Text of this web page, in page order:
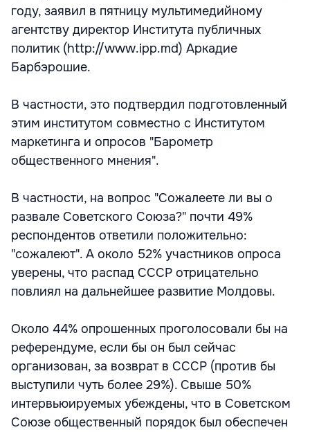
году, заявил в пятницу мультимедийному
агентству директор Института публичных
политик (http://www.ipp.md) Аркадие
Барбэрошие.
В частности, это подтвердил подготовленный
этим институтом совместно с Институтом
маркетинга и опросов "Барометр
общественного мнения".
В частности, на вопрос "Сожалеете ли вы о
развале Советского Союза?" почти 49%
респондентов ответили положительно:
"сожалеют". А около 52% участников опроса
уверены, что распад СССР отрицательно
повлиял на дальнейшее развитие Молдовы.
Около 44% опрошенных проголосовали бы на
референдуме, если бы он был сейчас
организован, за возврат в СССР (против бы
выступили чуть более 29%). Свыше 50%
интервьюируемых убеждены, что в Советском
Союзе общественный порядок был обеспечен